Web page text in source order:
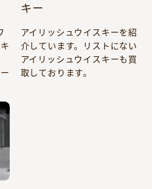
キー
アイリッシュウイスキーを紹
介しています。リストにない
アイリッシュウイスキーも買
取しております。